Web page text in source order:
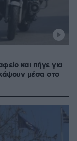
και πήγε για
μέσα στο